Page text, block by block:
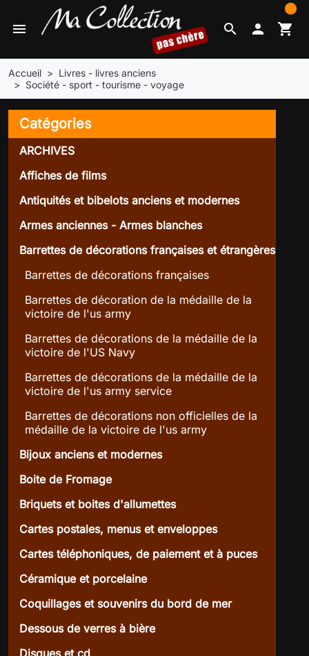
search
menu  shopping_cart
Accueil
Livres - livres anciens
Société - sport - tourisme - voyage
Catégories
ARCHIVES
Affiches de films
Antiquités et bibelots anciens et modernes
Armes anciennes - Armes blanches
Barrettes de décorations françaises et étrangères
Barrettes de décorations françaises
Barrettes de décoration de la médaille de la
victoire de l'us army
Barrettes de décorations de la médaille de la
victoire de l'US Navy
Barrettes de décorations de la médaille de la
victoire de l'us army service
Barrettes de décorations non officielles de la
médaille de la victoire de l'us army
Bijoux anciens et modernes
Boite de Fromage
Briquets et boites d'allumettes
Cartes postales, menus et enveloppes
Cartes téléphoniques, de paiement et à puces
Céramique et porcelaine
Coquillages et souvenirs du bord de mer
Dessous de verres à bière
Disques et cd